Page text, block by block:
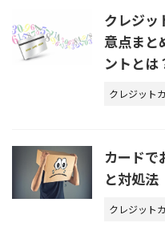
クレジッ
意点まと
ントとは
クレジット
カードで
と対処法
クレジット